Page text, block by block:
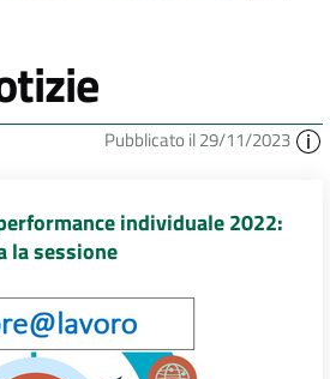
Pubblicato il 29/11/2023
individuale 2022:
la sessione